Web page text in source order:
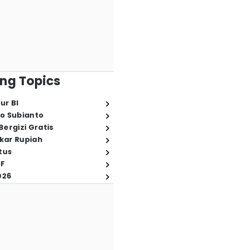
Topics
BI
Subianto
Gratis
Rupiah